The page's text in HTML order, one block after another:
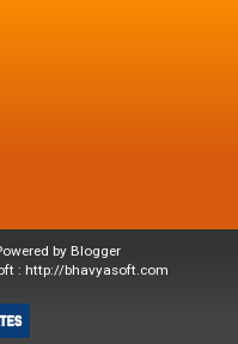
by Blogger
: http://bhavyasoft.com